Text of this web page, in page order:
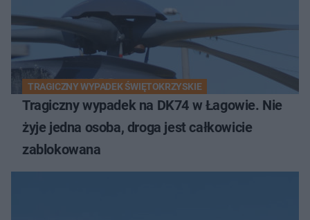
TRAGICZNY WYPADEK ŚWIĘTOKRZYSKIE
Tragiczny wypadek na DK74 w Łagowie. Nie
żyje jedna osoba, droga jest całkowicie
zablokowana